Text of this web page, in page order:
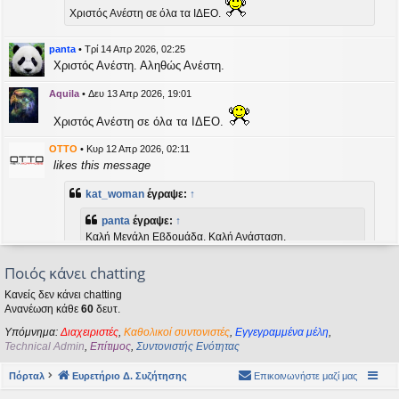
Χριστός Ανέστη σε όλα τα ΙΔΕΟ.
panta • Τρί 14 Απρ 2026, 02:25
Χριστός Ανέστη. Αληθώς Ανέστη.
Aquila • Δευ 13 Απρ 2026, 19:01
Χριστός Ανέστη σε όλα τα ΙΔΕΟ.
OTTO • Κυρ 12 Απρ 2026, 02:11
likes this message
kat_woman έγραψε: ↑
panta έγραψε: ↑
Καλή Μεγάλη Εβδομάδα. Καλή Ανάσταση.
Καλή Ανάσταση σε όλους!
kat_woman•Τετ 08 Απρ 2026, 14:21
pantaέγραψε:↑
Καλή Μεγάλη Εβδομάδα. Καλή Ανάσταση.
Καλή Ανάσταση σε όλους!
Ποιός κάνει chatting
Κανείς δεν κάνει chatting
Ανανέωση κάθε 60 δευτ.
Υπόμνημα: Διαχειριστές Καθολικοί συντονιστές Εγγεγραμμένα μέλη
Technical Admin Επίτιμος Συντονιστής Ενότητας
Πόρταλ Ευρετήριο Δ. Συζήτησης Επικοινωνήστε μαζί μας